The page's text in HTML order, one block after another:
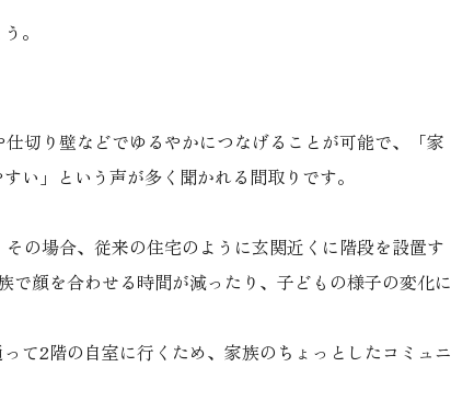
。
切り壁などでゆるやかにつなげることが可能で、「家
い」という声が多く聞かれる間取りです。
の場合、従来の住宅のように玄関近くに階段を設置す
顔を合わせる時間が減ったり、子どもの様子の変化に
て2階の自室に行くため、家族のちょっとしたコミュニ